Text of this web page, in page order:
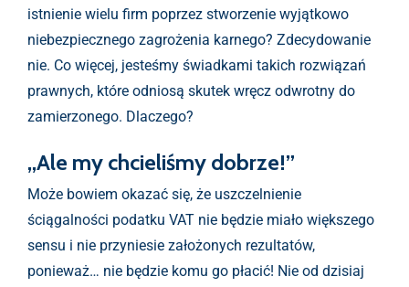
istnienie wielu firm poprzez stworzenie wyjątkowo
niebezpiecznego zagrożenia karnego? Zdecydowanie
nie. Co więcej, jesteśmy świadkami takich rozwiązań
prawnych, które odniosą skutek wręcz odwrotny do
zamierzonego. Dlaczego?
„Ale my chcieliśmy dobrze!”
Może bowiem okazać się, że uszczelnienie
ściągalności podatku VAT nie będzie miało większego
sensu i nie przyniesie założonych rezultatów,
ponieważ… nie będzie komu go płacić! Nie od dzisiaj